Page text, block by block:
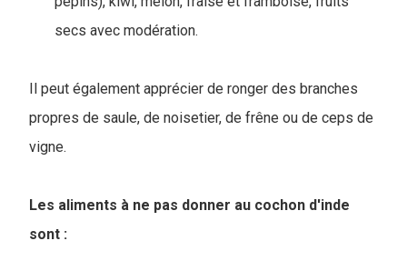
secs avec modération.
Il peut également apprécier de ronger des branches
propres de saule, de noisetier, de frêne ou de ceps de
vigne.
Les aliments à ne pas donner au cochon d'inde
sont :